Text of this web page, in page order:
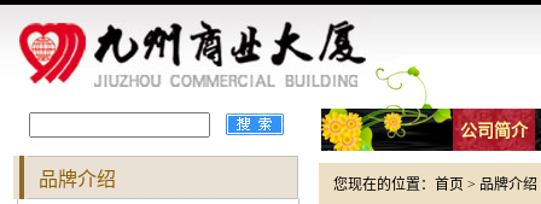
公司简介
品牌介绍 您现在的位置： 首页 > 品牌介绍